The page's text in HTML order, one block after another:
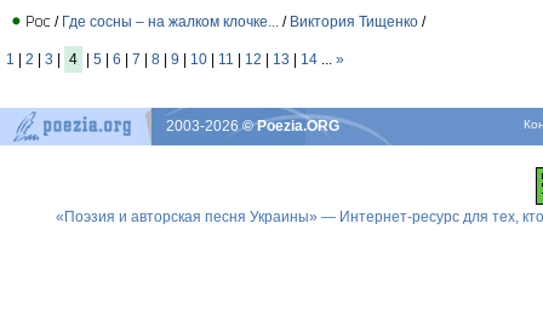
/ Где сосны – на жалком клочке... / Виктория Тищенко /
1 | 2 | 3 | 4 | 5 | 6 | 7 | 8 | 9 | 10 | 11 | 12 | 13 | 14 »
2003-2026© Poezia.ORG
«Поэзия и авторская песня Украины» — Интернет-ресурс для тех,